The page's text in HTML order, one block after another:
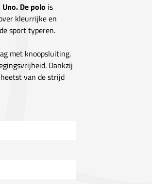
De polo is
kleurrijke en
sport typeren.
met knoopsluiting.
Dankzij
van de strijd